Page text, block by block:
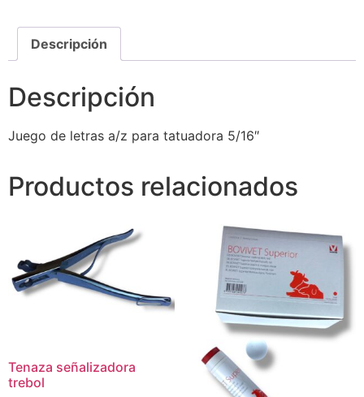
Descripción
Descripción
Juego de letras a/z para tatuadora 5/16″
Productos relacionados
Tenaza señalizadora
trebol